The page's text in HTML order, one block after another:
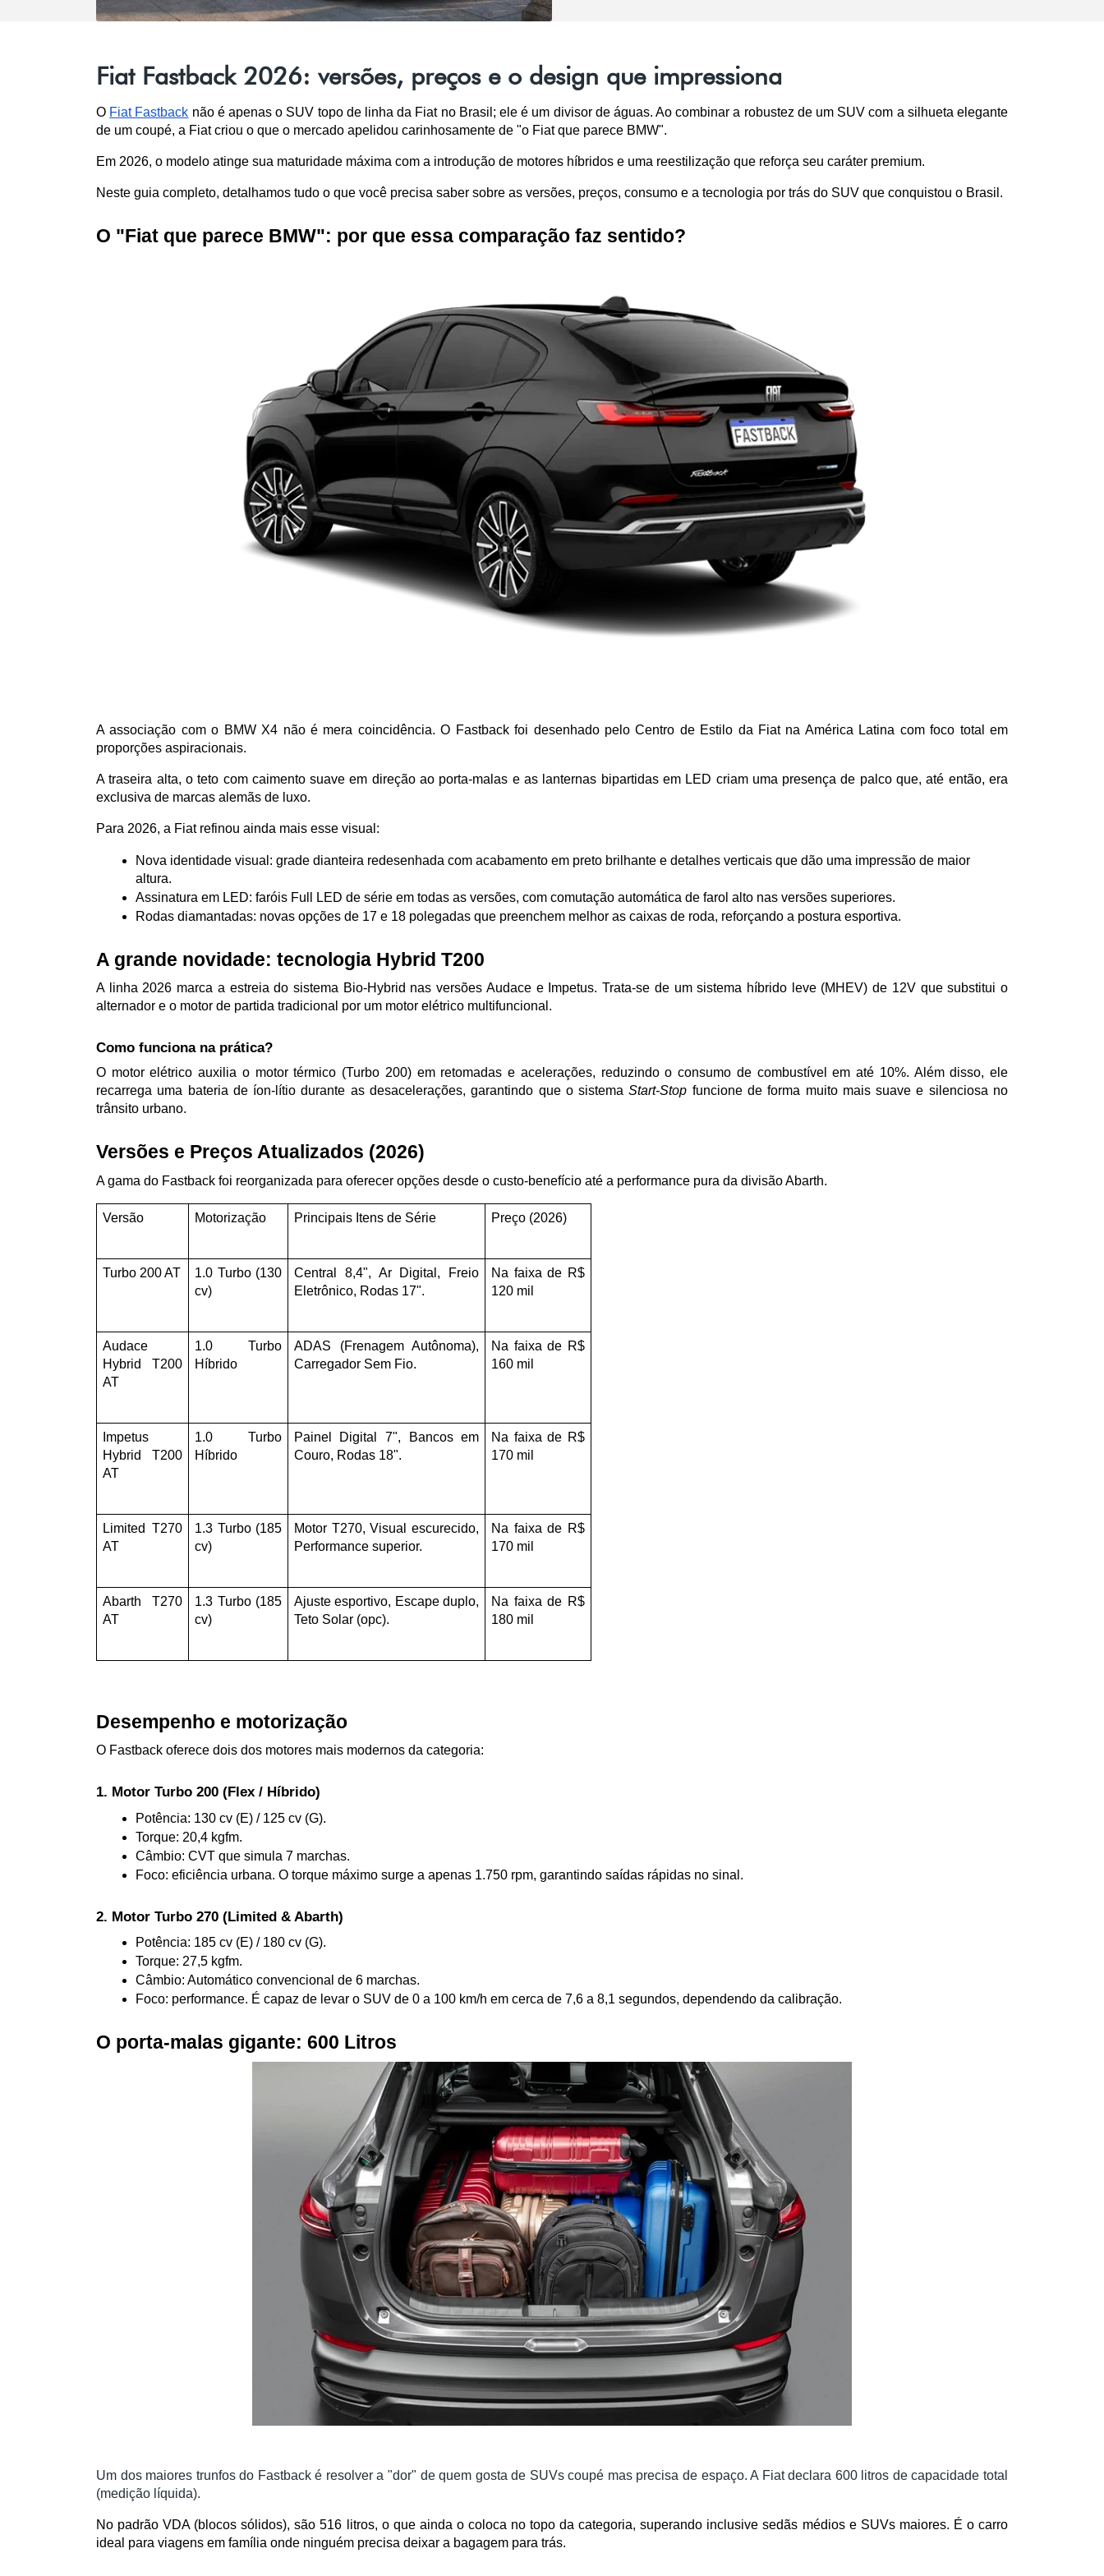
Fiat Fastback 2026: versões, preços e o design que impressiona
O Fiat Fastback não é apenas o SUV topo de linha da Fiat no Brasil; ele é um divisor de águas. Ao combinar a robustez de um SUV com a silhueta elegante
de um coupé, a Fiat criou o que o mercado apelidou carinhosamente de "o Fiat que parece BMW".
Em 2026, o modelo atinge sua maturidade máxima com a introdução de motores híbridos e uma reestilização que reforça seu caráter premium.
Neste guia completo, detalhamos tudo o que você precisa saber sobre as versões, preços, consumo e a tecnologia por trás do SUV que conquistou o Brasil.
O "Fiat que parece BMW": por que essa comparação faz sentido?
A associação com o BMW X4 não é mera coincidência. O Fastback foi desenhado pelo Centro de Estilo da Fiat na América Latina com foco total em
proporções aspiracionais.
A traseira alta, o teto com caimento suave em direção ao porta-malas e as lanternas bipartidas em LED criam uma presença de palco que, até então, era
exclusiva de marcas alemãs de luxo.
Para 2026, a Fiat refinou ainda mais esse visual:
Nova identidade visual: grade dianteira redesenhada com acabamento em preto brilhante e detalhes verticais que dão uma impressão de maior
altura.
Assinatura em LED: faróis Full LED de série em todas as versões, com comutação automática de farol alto nas versões superiores.
Rodas diamantadas: novas opções de 17 e 18 polegadas que preenchem melhor as caixas de roda, reforçando a postura esportiva.
A grande novidade: tecnologia Hybrid T200
A linha 2026 marca a estreia do sistema Bio-Hybrid nas versões Audace e Impetus. Trata-se de um sistema híbrido leve (MHEV) de 12V que substitui o
alternador e o motor de partida tradicional por um motor elétrico multifuncional.
Como funciona na prática?
O motor elétrico auxilia o motor térmico (Turbo 200) em retomadas e acelerações, reduzindo o consumo de combustível em até 10%. Além disso, ele
recarrega uma bateria de íon-lítio durante as desacelerações, garantindo que o sistema Start-Stop funcione de forma muito mais suave e silenciosa no
trânsito urbano.
Versões e Preços Atualizados (2026)
A gama do Fastback foi reorganizada para oferecer opções desde o custo-benefício até a performance pura da divisão Abarth.
Versão Motorização Principais Itens de Série Preço (2026)
Turbo 200 AT
1.0 Turbo (130
cv)
Central 8,4", Ar Digital, Freio
Eletrônico, Rodas 17".
Na faixa de R$
120 mil
Audace
Hybrid T200
AT
1.0 Turbo
Híbrido
ADAS (Frenagem Autônoma),
Carregador Sem Fio.
Na faixa de R$
160 mil
Impetus
Hybrid T200
AT
1.0 Turbo
Híbrido
Painel Digital 7", Bancos em
Couro, Rodas 18".
Na faixa de R$
170 mil
Limited T270
AT
1.3 Turbo (185
cv)
Motor T270, Visual escurecido,
Performance superior.
Na faixa de R$
170 mil
Abarth T270
AT
1.3 Turbo (185
cv)
Ajuste esportivo, Escape duplo,
Teto Solar (opc).
Na faixa de R$
180 mil
Desempenho e motorização
O Fastback oferece dois dos motores mais modernos da categoria:
1. Motor Turbo 200 (Flex / Híbrido)
Potência: 130 cv (E) / 125 cv (G).
Torque: 20,4 kgfm.
Câmbio: CVT que simula 7 marchas.
Foco: eficiência urbana. O torque máximo surge a apenas 1.750 rpm, garantindo saídas rápidas no sinal.
2. Motor Turbo 270 (Limited & Abarth)
Potência: 185 cv (E) / 180 cv (G).
Torque: 27,5 kgfm.
Câmbio: Automático convencional de 6 marchas.
Foco: performance. É capaz de levar o SUV de 0 a 100 km/h em cerca de 7,6 a 8,1 segundos, dependendo da calibração.
O porta-malas gigante: 600 Litros
Um dos maiores trunfos do Fastback é resolver a "dor" de quem gosta de SUVs coupé mas precisa de espaço. A Fiat declara 600 litros de capacidade total
(medição líquida).
No padrão VDA (blocos sólidos), são 516 litros, o que ainda o coloca no topo da categoria, superando inclusive sedãs médios e SUVs maiores. É o carro
ideal para viagens em família onde ninguém precisa deixar a bagagem para trás.